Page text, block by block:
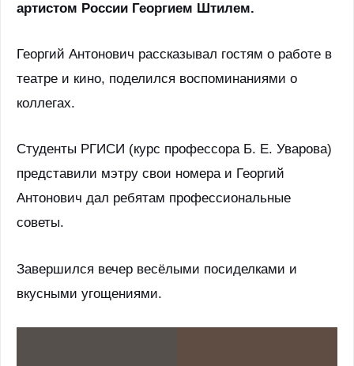
артистом России Георгием Штилем.
Георгий Антонович рассказывал гостям о работе в
театре и кино, поделился воспоминаниями о
коллегах.
Студенты РГИСИ (курс профессора Б. Е. Уварова)
представили мэтру свои номера и Георгий
Антонович дал ребятам профессиональные
советы.
Завершился вечер весёлыми посиделками и
вкусными угощениями.